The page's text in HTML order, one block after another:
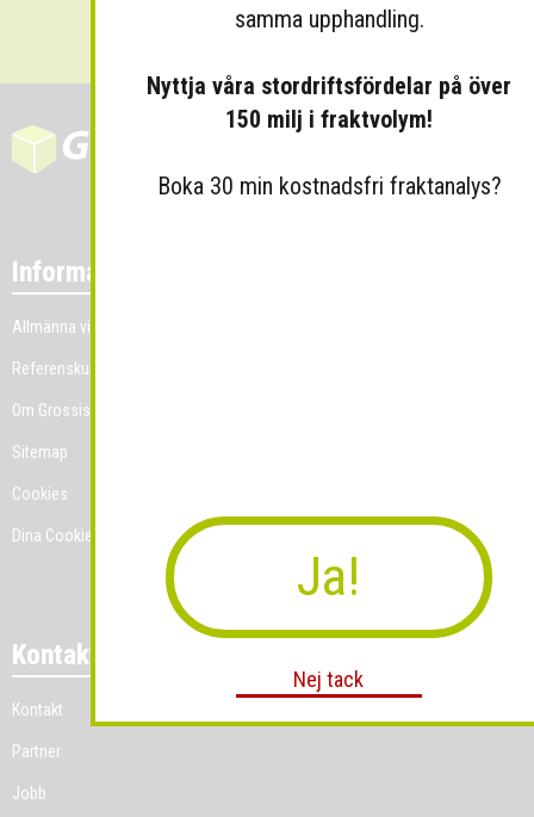
Information
Allmänna villkor
Referenskunder
Om Grossist.se
Sitemap
Cookies
Dina Cookie-prefenser
Kontakt
Kontakt
Partner
Jobb
samma upphandling.
Nyttja våra stordriftsfördelar på över
150 milj i fraktvolym!
Boka 30 min kostnadsfri fraktanalys?
Ja!
Nej tack